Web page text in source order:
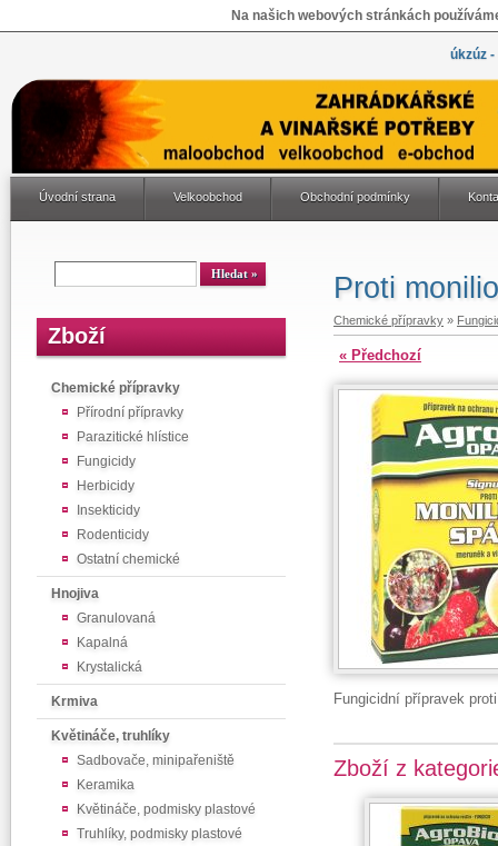
Na našich webových stránkách
úkzúz
Úvodní strana Velkoobchod Obchodní podmínky
Zboží
Chemické přípravky
Přírodní přípravky
Parazitické hlístice
Fungicidy
Herbicidy
Insekticidy
Rodenticidy
Ostatní chemické
Hnojiva
Granulovaná
Kapalná
Krystalická
Krmiva
Květináče, truhlíky
Sadbovače, minipařeniště
Keramika
Květináče, podmisky plastové
Truhlíky, podmisky plastové
Proti
Chemické přípravky »
« Předchozí
Fungicidní přípravek
Zboží z